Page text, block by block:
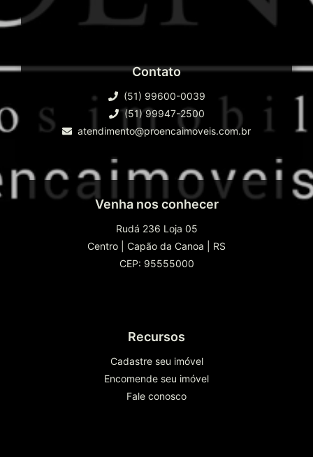
Contato
(51) 99600-0039
(51) 99947-2500
atendimento@proencaimoveis.com.br
Venha nos conhecer
Rudá 236 Loja 05
Centro
Capão da Canoa
RS
CEP: 95555000
Recursos
Cadastre seu imóvel
Encomende seu imóvel
Fale conosco